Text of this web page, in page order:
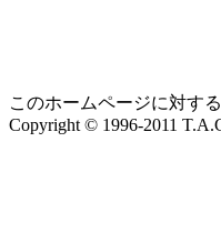
このホームページに対す
Copyright © 1996-2011